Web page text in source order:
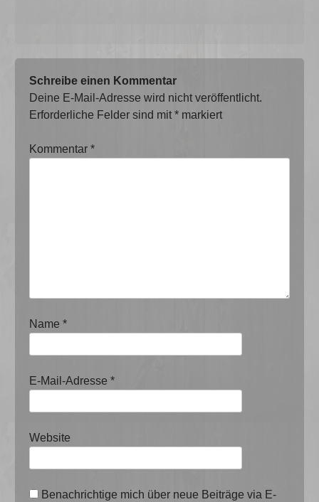
Schreibe einen Kommentar
Deine E-Mail-Adresse wird nicht veröffentlicht.
Erforderliche Felder sind mit* markiert
Kommentar*
Name*
E-Mail-Adresse*
Website
Benachrichtige mich über neue Beiträge via E-